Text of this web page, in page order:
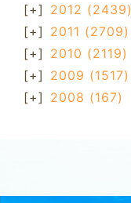
[+] 2012 (2439)
[+] 2011 (2709)
[+] 2010 (2119)
[+] 2009 (1517)
[+] 2008 (167)